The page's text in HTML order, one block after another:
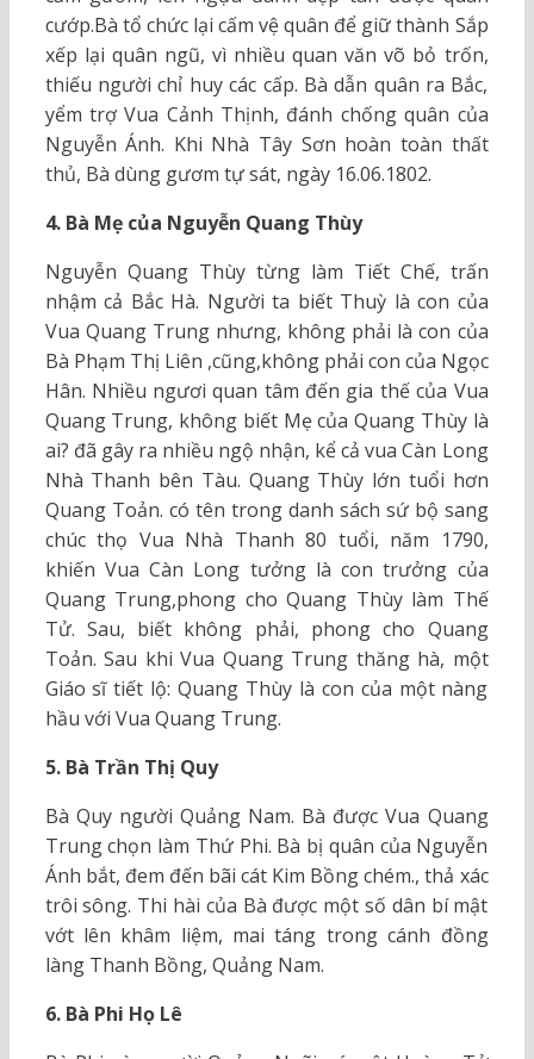
cướp.Bà tổ chức lại cấm vệ quân để giữ thành Sắp
xếp lại quân ngũ, vì nhiều quan văn võ bỏ trốn,
thiếu người chỉ huy các cấp. Bà dẫn quân ra Bắc,
yểm trợ Vua Cảnh Thịnh, đánh chống quân của
Nguyễn Ánh. Khi Nhà Tây Sơn hoàn toàn thất
thủ, Bà dùng gươm tự sát, ngày 16.06.1802.
4. Bà Mẹ của Nguyễn Quang Thùy
Nguyễn Quang Thùy từng làm Tiết Chế, trấn
nhậm cả Bắc Hà. Người ta biết Thuỳ là con của
Vua Quang Trung nhưng, không phải là con của
Bà Phạm Thị Liên ,cũng,không phải con của Ngọc
Hân. Nhiều ngươi quan tâm đến gia thế của Vua
Quang Trung, không biết Mẹ của Quang Thùy là
ai? đã gây ra nhiều ngộ nhận, kể cả vua Càn Long
Nhà Thanh bên Tàu. Quang Thùy lớn tuổi hơn
Quang Toản. có tên trong danh sách sứ bộ sang
chúc thọ Vua Nhà Thanh 80 tuổi, năm 1790,
khiến Vua Càn Long tưởng là con trưởng của
Quang Trung,phong cho Quang Thùy làm Thế
Tử. Sau, biết không phải, phong cho Quang
Toản. Sau khi Vua Quang Trung thăng hà, một
Giáo sĩ tiết lộ: Quang Thùy là con của một nàng
hầu với Vua Quang Trung.
5. Bà Trần Thị Quy
Bà Quy người Quảng Nam. Bà được Vua Quang
Trung chọn làm Thứ Phi. Bà bị quân của Nguyễn
Ánh bắt, đem đến bãi cát Kim Bồng chém., thả xác
trôi sông. Thi hài của Bà được một số dân bí mật
vớt lên khâm liệm, mai táng trong cánh đồng
làng Thanh Bồng, Quảng Nam.
6. Bà Phi Họ Lê